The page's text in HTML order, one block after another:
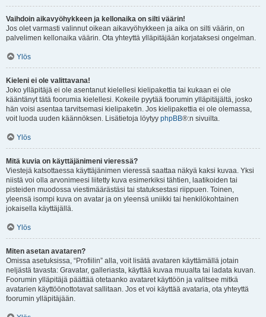
Vaihdoin aikavyöhykkeen ja kellonaika on silti väärin!
Jos olet varmasti valinnut oikean aikavyöhykkeen ja aika on silti väärin, on
palvelimen kellonaika väärin. Ota yhteyttä ylläpitäjään korjataksesi ongelman.
Ylös
Kieleni ei ole valittavana!
Joko ylläpitäjä ei ole asentanut kielellesi kielipakettia tai kukaan ei ole
kääntänyt tätä foorumia kielellesi. Kokeile pyytää foorumin ylläpitäjältä, josko
hän voisi asentaa tarvitsemasi kielipaketin. Jos kielipakettia ei ole olemassa,
voit luoda uuden käännöksen. Lisätietoja löytyy phpBB®:n sivuilta.
Ylös
Mitä kuvia on käyttäjänimeni vieressä?
Viestejä katsottaessa käyttäjänimen vieressä saattaa näkyä kaksi kuvaa. Yksi
niistä voi olla arvonimeesi liitetty kuva esimerkiksi tähtien, laatikoiden tai
pisteiden muodossa viestimäärästäsi tai statuksestasi riippuen. Toinen,
yleensä isompi kuva on avatar ja on yleensä uniikki tai henkilökohtainen
jokaisella käyttäjällä.
Ylös
Miten asetan avataren?
Omissa asetuksissa, “Profiilin” alla, voit lisätä avataren käyttämällä jotain
neljästä tavasta: Gravatar, galleriasta, käyttää kuvaa muualta tai ladata kuvan.
Foorumin ylläpitäjä päättää otetaanko avataret käyttöön ja valitsee mitkä
avatarien käyttöönottotavat sallitaan. Jos et voi käyttää avataria, ota yhteyttä
foorumin ylläpitäjään.